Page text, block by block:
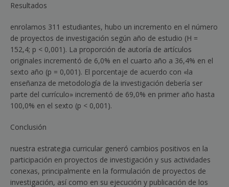
Resultados
enrolamos 311 estudiantes, hubo un incremento en el número
de proyectos de investigación según año de estudio (H =
152,4; p < 0,001). La proporción de autoría de artículos
originales incrementó de 6,0% en el cuarto año a 36,4% en el
sexto año (p = 0,001). El porcentaje de acuerdo con «la
enseñanza de metodología de la investigación debería ser
parte del currículo» incrementó de 69,0% en primer año hasta
100,0% en el sexto (p < 0,001).
Conclusión
nuestra estrategia curricular generó cambios positivos en la
participación en proyectos de investigación y sus actividades
conexas, principalmente en la formulación de proyectos de
investigación, así como en su ejecución y publicación de los